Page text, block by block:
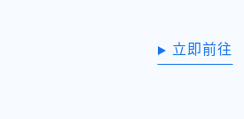
立即前往